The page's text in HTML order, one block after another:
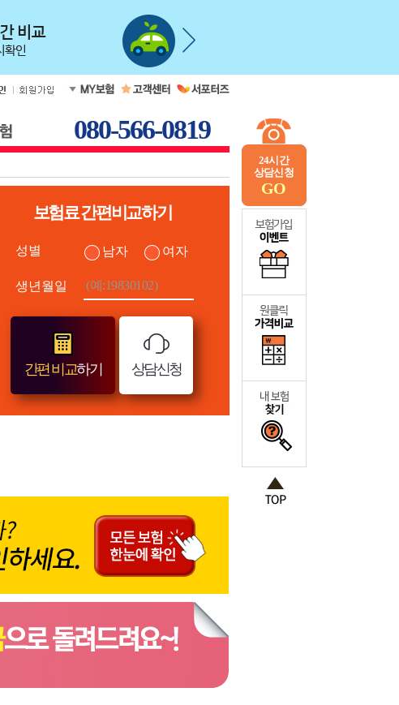
24시간
상담신청
GO
080-566-0819
보험료 간편비교하기
성별 남자 여자
생년월일
간편 비교하기 상담신청